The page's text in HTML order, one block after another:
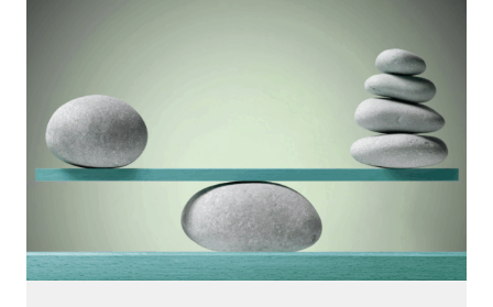
Cyhoeddiadau